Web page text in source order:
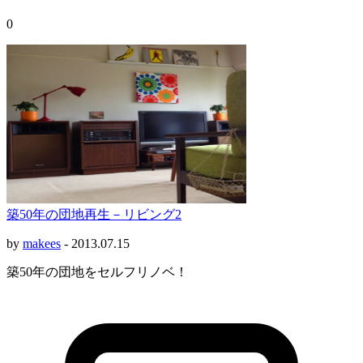
0
築50年の団地再生－リビング2
by makees - 2013.07.15
築50年の団地をセルフリノベ！